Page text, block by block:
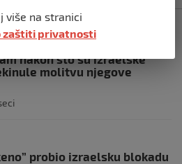
nakon što su izraelske
molitvu njegove
probio izraelsku blokadu
više na stranici
zaštiti privatnosti